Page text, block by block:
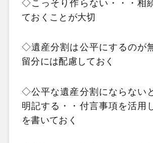
◇こっそり作らない・・・相
ておくことが大切
◇遺産分割は公平にするのが
留分には配慮しておく
◇公平な遺産分割にならない
明記する・・付言事項を活用
を書いておく